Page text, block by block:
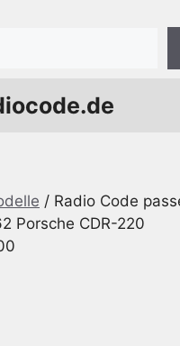
/ Radio Code
Porsche CDR-220